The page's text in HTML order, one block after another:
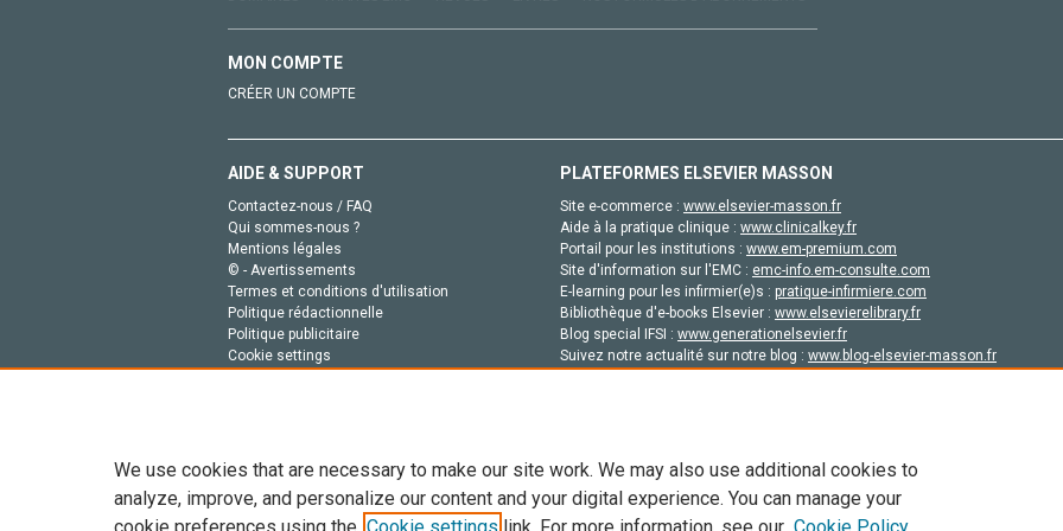
MON COMPTE
CRÉER UN COMPTE
AIDE & SUPPORT
Contactez-nous / FAQ
Qui sommes-nous ?
Mentions légales
© - Avertissements
Termes et conditions d'utilisation
Politique rédactionnelle
Politique publicitaire
Cookie settings
PLATEFORMES ELSEVIER MASSON
Site e-commerce : www.elsevier-masson.fr
Aide à la pratique clinique : www.clinicalkey.fr
Portail pour les institutions : www.em-premium.com
Site d'information sur l'EMC : emc-info.em-consulte.com
E-learning pour les infirmier(e)s : pratique-infirmiere.com
Bibliothèque d'e-books Elsevier : www.elsevierelibrary.fr
Blog special IFSI : www.generationelsevier.fr
Suivez notre actualité sur notre blog : www.blog-elsevier-masson.fr
We use cookies that are necessary to make our site work. We may also use additional cookies to
analyze, improve, and personalize our content and your digital experience. You can manage your